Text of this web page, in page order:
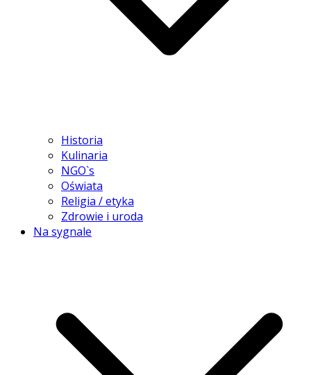
Historia
Kulinaria
NGO`s
Oświata
Religia / etyka
Zdrowie i uroda
Na sygnale